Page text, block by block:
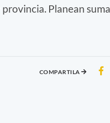
Planean
COMPARTILA